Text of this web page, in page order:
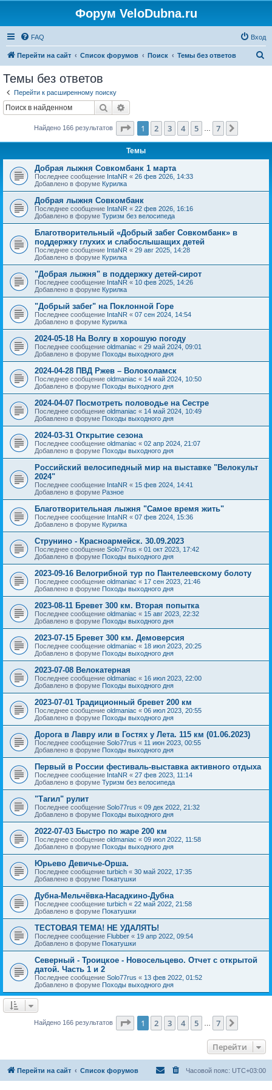
Форум VeloDubna.ru
FAQ Вход
Перейти на сайт Список форумов Поиск Темы без ответов
Темы без ответов
Перейти к расширенному поиску
Поиск
Найдено 166 результатов Страница из
1 2 3 4 5 7
Темы
Добрая лыжня Совкомбанк 1 марта
Последнее сообщение IntaNR « 26 фев 2026, 14:33
Добавлено в форуме Курилка
Добрая лыжня Совкомбанк
Последнее сообщение IntaNR « 22 фев 2026, 16:16
Добавлено в форуме Туризм без велосипеда
Благотворительный «Добрый забег Совкомбанк» в
поддержку глухих и слабослышащих детей
Последнее сообщение IntaNR « 29 авг 2025, 14:28
Добавлено в форуме Курилка
"Добрая лыжня" в поддержку детей-сирот
Последнее сообщение IntaNR « 10 фев 2025, 14:26
Добавлено в форуме Курилка
"Добрый забег" на Поклонной Горе
Последнее сообщение IntaNR « 07 сен 2024, 14:54
Добавлено в форуме Курилка
2024-05-18 На Волгу в хорошую погоду
Последнее сообщение oldmaniac « 29 май 2024, 09:01
Добавлено в форуме Походы выходного дня
2024-04-28 ПВД Ржев – Волоколамск
Последнее сообщение oldmaniac « 14 май 2024, 10:50
Добавлено в форуме Походы выходного дня
2024-04-07 Посмотреть половодье на Сестре
Последнее сообщение oldmaniac « 14 май 2024, 10:49
Добавлено в форуме Походы выходного дня
2024-03-31 Открытие сезона
Последнее сообщение oldmaniac « 02 апр 2024, 21:07
Добавлено в форуме Походы выходного дня
Российский велосипедный мир на выставке "Велокульт
2024"
Последнее сообщение IntaNR « 15 фев 2024, 14:41
Добавлено в форуме Разное
Благотворительная лыжня "Самое время жить"
Последнее сообщение IntaNR « 07 фев 2024, 15:36
Добавлено в форуме Курилка
Струнино - Красноармейск. 30.09.2023
Последнее сообщение Solo77rus « 01 окт 2023, 17:42
Добавлено в форуме Походы выходного дня
2023-09-16 Велогрибной тур по Пантелеевскому болоту
Последнее сообщение oldmaniac « 17 сен 2023, 21:46
Добавлено в форуме Походы выходного дня
2023-08-11 Бревет 300 км. Вторая попытка
Последнее сообщение oldmaniac « 15 авг 2023, 22:32
Добавлено в форуме Походы выходного дня
2023-07-15 Бревет 300 км. Демоверсия
Последнее сообщение oldmaniac « 18 июл 2023, 20:25
Добавлено в форуме Походы выходного дня
2023-07-08 Велокатерная
Последнее сообщение oldmaniac « 16 июл 2023, 22:00
Добавлено в форуме Походы выходного дня
2023-07-01 Традиционный бревет 200 км
Последнее сообщение oldmaniac « 06 июл 2023, 20:55
Добавлено в форуме Походы выходного дня
Дорога в Лавру или в Гостях у Лета. 115 км (01.06.2023)
Последнее сообщение Solo77rus « 11 июн 2023, 00:55
Добавлено в форуме Походы выходного дня
Первый в России фестиваль-выставка активного отдыха
Последнее сообщение IntaNR « 27 фев 2023, 11:14
Добавлено в форуме Туризм без велосипеда
"Тагил" рулит
Последнее сообщение Solo77rus « 09 дек 2022, 21:32
Добавлено в форуме Походы выходного дня
2022-07-03 Быстро по жаре 200 км
Последнее сообщение oldmaniac « 09 июл 2022, 11:58
Добавлено в форуме Походы выходного дня
Юрьево Девичье-Орша.
Последнее сообщение turbich « 30 май 2022, 17:35
Добавлено в форуме Покатушки
Дубна-Мельчёвка-Насадкино-Дубна
Последнее сообщение turbich « 22 май 2022, 21:58
Добавлено в форуме Покатушки
ТЕСТОВАЯ ТЕМА! НЕ УДАЛЯТЬ!
Последнее сообщение Flubber « 19 апр 2022, 09:54
Добавлено в форуме Покатушки
Северный - Троицкое - Новосельцево. Отчет с открытой
датой. Часть 1 и 2
Последнее сообщение Solo77rus « 13 фев 2022, 01:52
Добавлено в форуме Походы выходного дня
Найдено 166 результатов Страница из
1 2 3 4 5 7
Перейти
Перейти на сайт Список форумов Часовой пояс: UTC+03:00